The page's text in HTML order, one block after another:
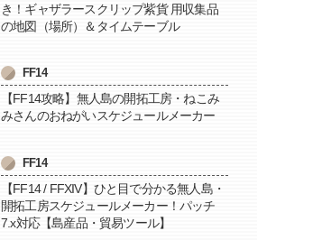
き！ギャザラースクリップ紫貨 用収集品
の地図（場所）＆タイムテーブル
FF14
【FF14攻略】無人島の開拓工房・ねこみ
みさんのおねがいスケジュールメーカー
FF14
【FF14 / FFXIV】ひと目で分かる無人島・
開拓工房スケジュールメーカー！パッチ
7.x対応【島産品・貿易ツール】